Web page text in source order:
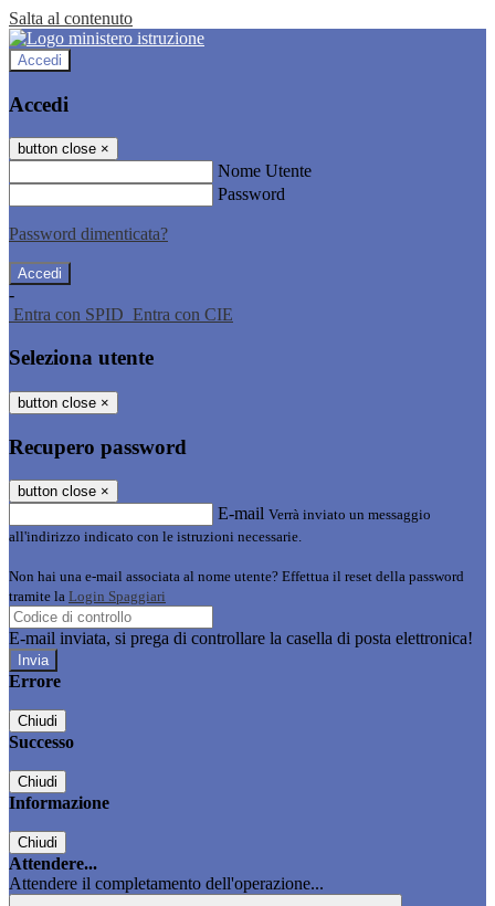
Salta al contenuto
Accedi
Accedi
button close ×
Nome Utente
Password
Password dimenticata?
-
Entra con SPID Entra con CIE
Seleziona utente
button close ×
Recupero password
button close ×
E-mail Verrà inviato un messaggio
all'indirizzo indicato con le istruzioni necessarie.
Non hai una e-mail associata al nome utente? Effettua il reset della password
tramite la Login Spaggiari
E-mail inviata, si prega di controllare la casella di posta elettronica!
Errore
Chiudi
Successo
Chiudi
Informazione
Chiudi
Attendere...
Attendere il completamento dell'operazione...